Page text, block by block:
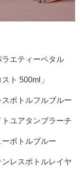
エティーペタル
ト 500ml」
ボトルフルブルー
ユアタンブラーチ
ボトルブルー
レスボトルレイヤ